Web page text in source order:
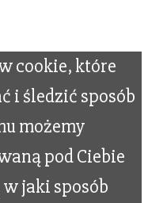
cookie, które
i śledzić sposób
możemy
pod Ciebie
w jaki sposób